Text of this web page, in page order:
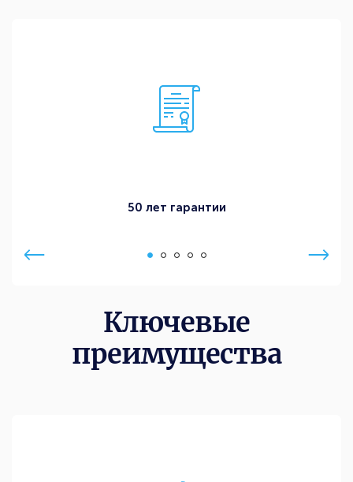
50 лет гарантии
Ключевые
преимущества